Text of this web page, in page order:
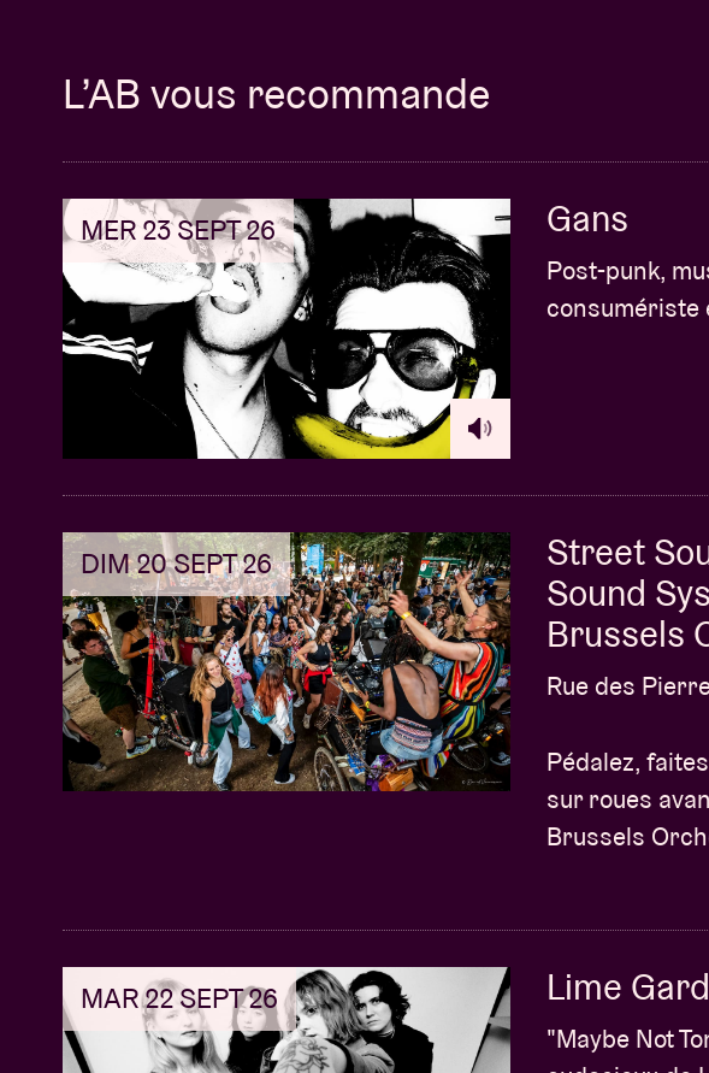
L’AB vous recommande
MER 23 SEPT 26 Gans
Post-punk,
consumériste
DIM 20 SEPT 26
Street
Sound
Brussels
Rue des
Pédalez,
sur roues
Brussels
MAR 22 SEPT 26 Lime
"Maybe Not